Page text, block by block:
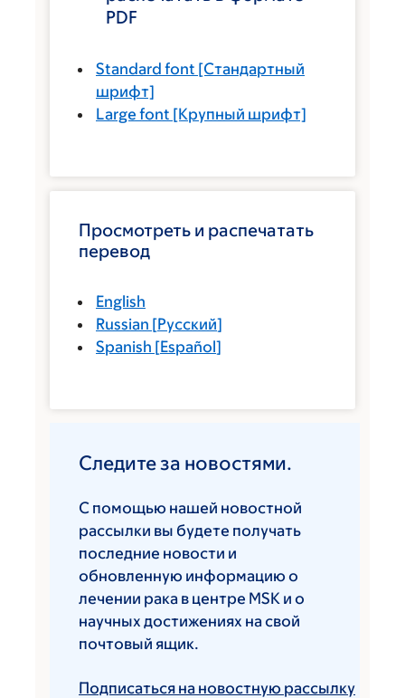
PDF
Standard font [Стандартный
шрифт]
Large font [Крупный шрифт]
Просмотреть и распечатать
перевод
English
Russian [Русский]
Spanish [Español]
Следите за новостями.
С помощью нашей новостной
рассылки вы будете получать
последние новости и
обновленную информацию о
лечении рака в центре MSK и о
научных достижениях на свой
почтовый ящик.
Подписаться на новостную рассылку